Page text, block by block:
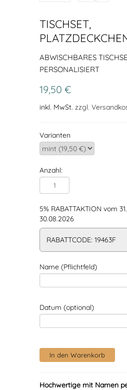
TISCHSET,
ABWISCHBARES
PERSONALISIERT
19,50 €
inkl. MwSt. zzgl.
Varianten
Anzahl:
5% RABATTAKTION vom
30.08.2026
RABATTCODE: 19463F
Name (Pflichtfeld)
Datum (optional)
Hochwertige mit Namen